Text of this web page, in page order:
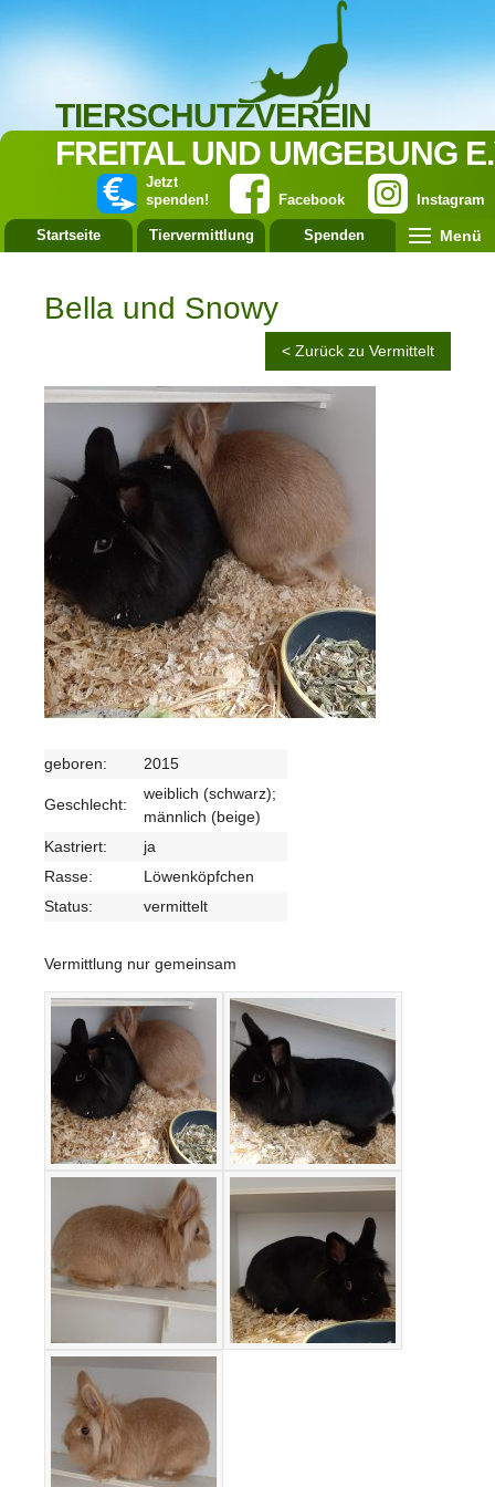
TIERSCHUTZVEREIN
FREITAL UND UMGEBUNG
Instagram
Facebook
Jetzt
spenden!
Startseite Tiervermittlung Spenden Menü
Bella und Snowy
< Zurück zu Vermittelt
geboren: 2015
Geschlecht:
weiblich (schwarz);
männlich (beige)
Kastriert:
ja
Rasse:
Löwenköpfchen
Status:
vermittelt
Vermittlung nur gemeinsam